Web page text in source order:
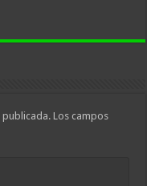
publicada. Los campos